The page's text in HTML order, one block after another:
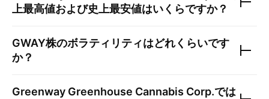
上最高値および史上最安値はいくらですか？
GWAY株のボラティリティはどれくらいです
か？
Greenway Greenhouse Cannabis Corp.では